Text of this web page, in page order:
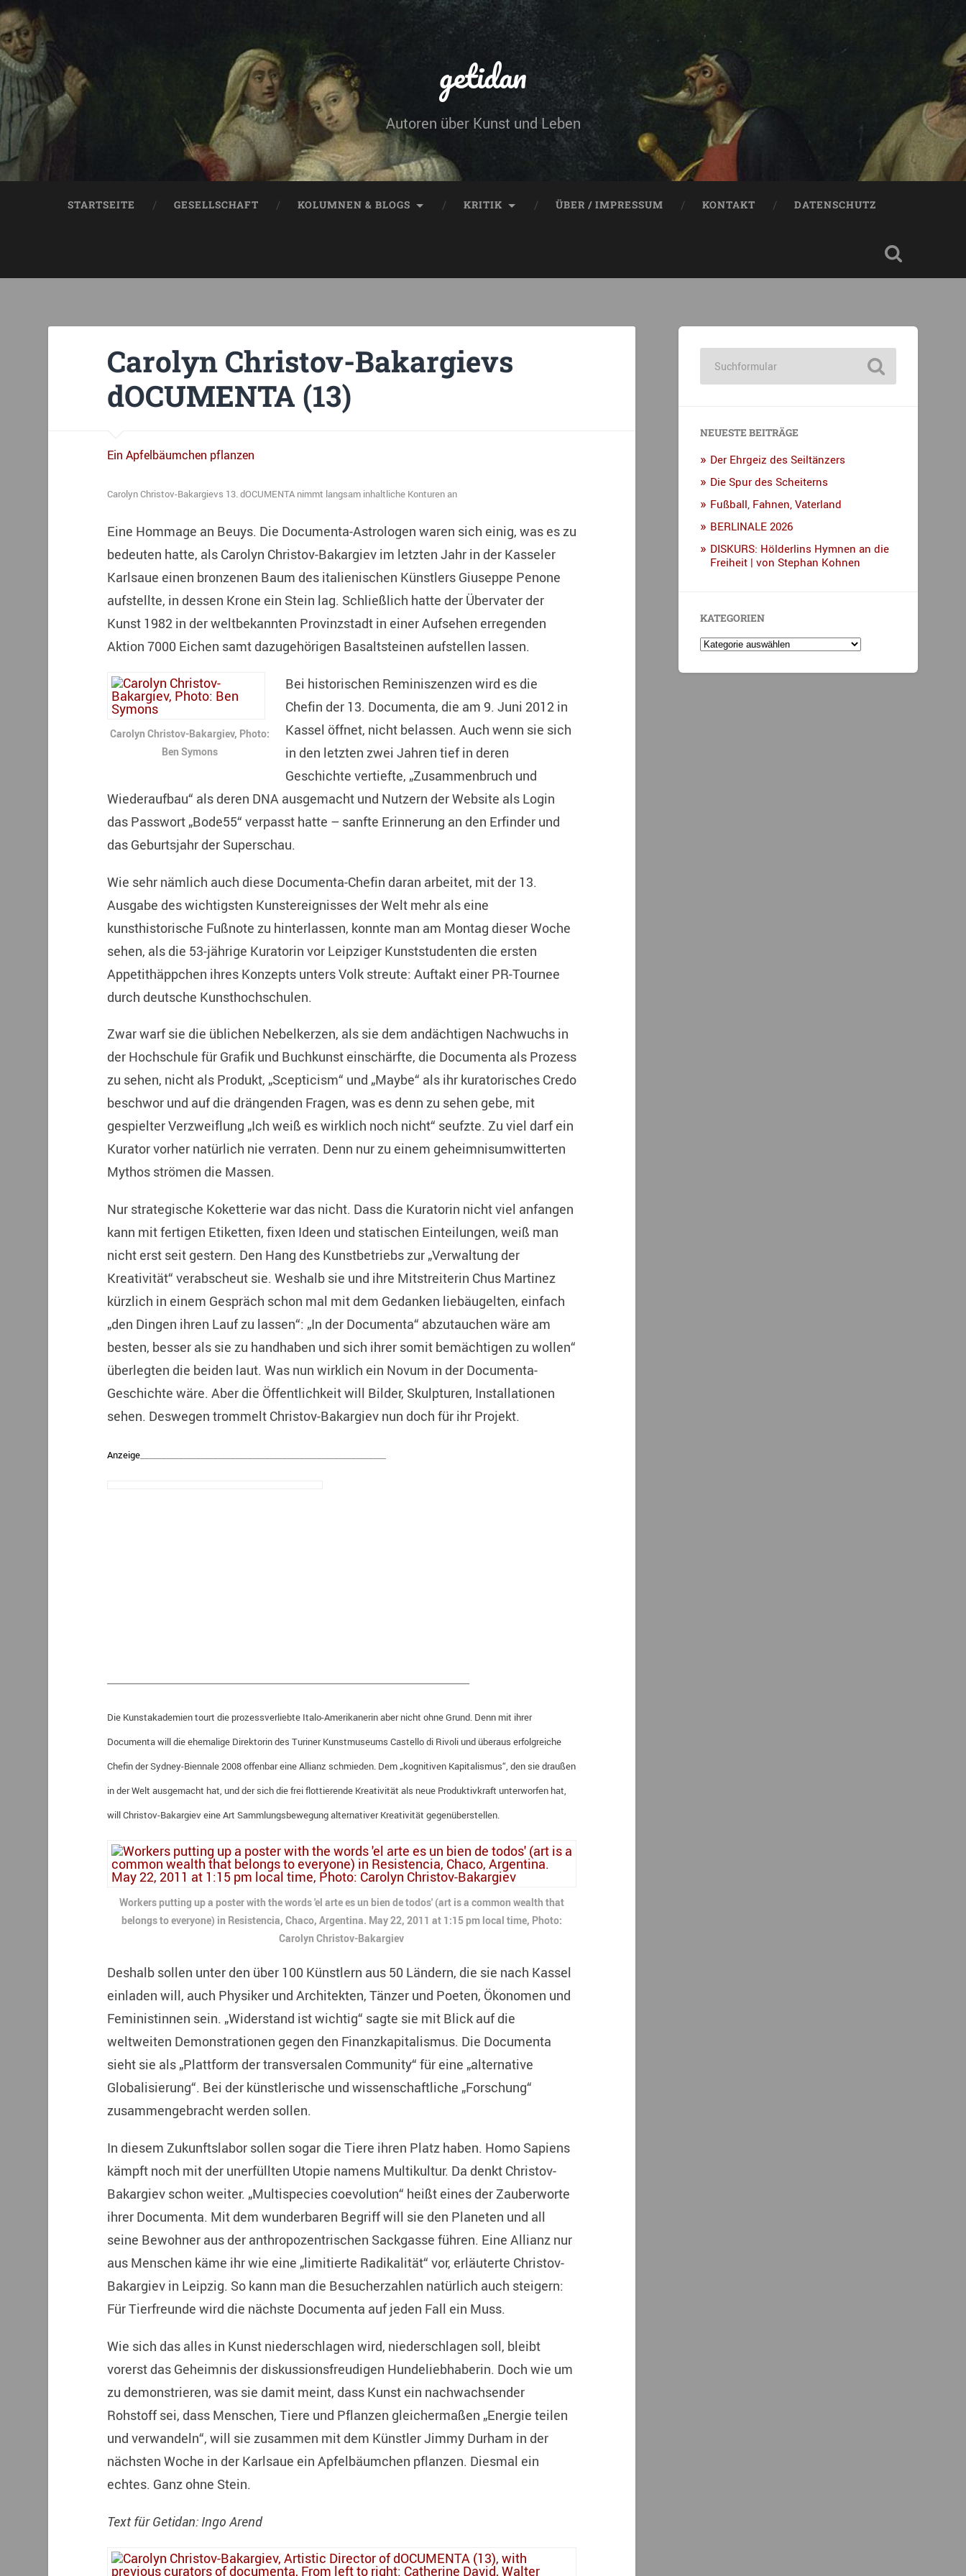
getidan
Autoren über Kunst und Leben
STARTSEITE GESELLSCHAFT KOLUMNEN & BLOGS KRITIK ÜBER / IMPRESSUM KONTAKT DATENSCHUTZ
Carolyn Christov-Bakargievs
dOCUMENTA (13)
Ein Apfelbäumchen pflanzen
Carolyn Christov-Bakargievs 13. dOCUMENTA nimmt langsam inhaltliche Konturen an
Eine Hommage an Beuys. Die Documenta-Astrologen waren sich einig, was es zu
bedeuten hatte, als Carolyn Christov-Bakargiev im letzten Jahr in der Kasseler
Karlsaue einen bronzenen Baum des italienischen Künstlers Giuseppe Penone
aufstellte, in dessen Krone ein Stein lag. Schließlich hatte der Übervater der
Kunst 1982 in der weltbekannten Provinzstadt in einer Aufsehen erregenden
Aktion 7000 Eichen samt dazugehörigen Basaltsteinen aufstellen lassen.
Carolyn Christov-Bakargiev, Photo:
Ben Symons
Bei historischen Reminiszenzen wird es die
Chefin der 13. Documenta, die am 9. Juni 2012 in
Kassel öffnet, nicht belassen. Auch wenn sie sich
in den letzten zwei Jahren tief in deren
Geschichte vertiefte, „Zusammenbruch und
Wiederaufbau“ als deren DNA ausgemacht und Nutzern der Website als Login
das Passwort „Bode55“ verpasst hatte – sanfte Erinnerung an den Erfinder und
das Geburtsjahr der Superschau.
Wie sehr nämlich auch diese Documenta-Chefin daran arbeitet, mit der 13.
Ausgabe des wichtigsten Kunstereignisses der Welt mehr als eine
kunsthistorische Fußnote zu hinterlassen, konnte man am Montag dieser Woche
sehen, als die 53-jährige Kuratorin vor Leipziger Kunststudenten die ersten
Appetithäppchen ihres Konzepts unters Volk streute: Auftakt einer PR-Tournee
durch deutsche Kunsthochschulen.
Zwar warf sie die üblichen Nebelkerzen, als sie dem andächtigen Nachwuchs in
der Hochschule für Grafik und Buchkunst einschärfte, die Documenta als Prozess
zu sehen, nicht als Produkt, „Scepticism“ und „Maybe“ als ihr kuratorisches Credo
beschwor und auf die drängenden Fragen, was es denn zu sehen gebe, mit
gespielter Verzweiflung „Ich weiß es wirklich noch nicht“ seufzte. Zu viel darf ein
Kurator vorher natürlich nie verraten. Denn nur zu einem geheimnisumwitterten
Mythos strömen die Massen.
Nur strategische Koketterie war das nicht. Dass die Kuratorin nicht viel anfangen
kann mit fertigen Etiketten, fixen Ideen und statischen Einteilungen, weiß man
nicht erst seit gestern. Den Hang des Kunstbetriebs zur „Verwaltung der
Kreativität“ verabscheut sie. Weshalb sie und ihre Mitstreiterin Chus Martinez
kürzlich in einem Gespräch schon mal mit dem Gedanken liebäugelten, einfach
„den Dingen ihren Lauf zu lassen“: „In der Documenta“ abzutauchen wäre am
besten, besser als sie zu handhaben und sich ihrer somit bemächtigen zu wollen“
überlegten die beiden laut. Was nun wirklich ein Novum in der Documenta-
Geschichte wäre. Aber die Öffentlichkeit will Bilder, Skulpturen, Installationen
sehen. Deswegen trommelt Christov-Bakargiev nun doch für ihr Projekt.
Anzeige_________________________________________________________
Die Kunstakademien tourt die prozessverliebte Italo-Amerikanerin aber nicht ohne Grund. Denn mit ihrer
Documenta will die ehemalige Direktorin des Turiner Kunstmuseums Castello di Rivoli und überaus erfolgreiche
Chefin der Sydney-Biennale 2008 offenbar eine Allianz schmieden. Dem „kognitiven Kapitalismus“, den sie draußen
in der Welt ausgemacht hat, und der sich die frei flottierende Kreativität als neue Produktivkraft unterworfen hat,
will Christov-Bakargiev eine Art Sammlungsbewegung alternativer Kreativität gegenüberstellen.
Workers putting up a poster with the words 'el arte es un bien de todos' (art is a common wealth that
belongs to everyone) in Resistencia, Chaco, Argentina. May 22, 2011 at 1:15 pm local time, Photo:
Carolyn Christov-Bakargiev
Deshalb sollen unter den über 100 Künstlern aus 50 Ländern, die sie nach Kassel
einladen will, auch Physiker und Architekten, Tänzer und Poeten, Ökonomen und
Feministinnen sein. „Widerstand ist wichtig“ sagte sie mit Blick auf die
weltweiten Demonstrationen gegen den Finanzkapitalismus. Die Documenta
sieht sie als „Plattform der transversalen Community“ für eine „alternative
Globalisierung“. Bei der künstlerische und wissenschaftliche „Forschung“
zusammengebracht werden sollen.
In diesem Zukunftslabor sollen sogar die Tiere ihren Platz haben. Homo Sapiens
kämpft noch mit der unerfüllten Utopie namens Multikultur. Da denkt Christov-
Bakargiev schon weiter. „Multispecies coevolution“ heißt eines der Zauberworte
ihrer Documenta. Mit dem wunderbaren Begriff will sie den Planeten und all
seine Bewohner aus der anthropozentrischen Sackgasse führen. Eine Allianz nur
aus Menschen käme ihr wie eine „limitierte Radikalität“ vor, erläuterte Christov-
Bakargiev in Leipzig. So kann man die Besucherzahlen natürlich auch steigern:
Für Tierfreunde wird die nächste Documenta auf jeden Fall ein Muss.
Wie sich das alles in Kunst niederschlagen wird, niederschlagen soll, bleibt
vorerst das Geheimnis der diskussionsfreudigen Hundeliebhaberin. Doch wie um
zu demonstrieren, was sie damit meint, dass Kunst ein nachwachsender
Rohstoff sei, dass Menschen, Tiere und Pflanzen gleichermaßen „Energie teilen
und verwandeln“, will sie zusammen mit dem Künstler Jimmy Durham in der
nächsten Woche in der Karlsaue ein Apfelbäumchen pflanzen. Diesmal ein
echtes. Ganz ohne Stein.
Text für Getidan: Ingo Arend
NEUESTE BEITRÄGE
Der Ehrgeiz des Seiltänzers
Die Spur des Scheiterns
Fußball, Fahnen, Vaterland
BERLINALE 2026
DISKURS: Hölderlins Hymnen an die
Freiheit | von Stephan Kohnen
KATEGORIEN